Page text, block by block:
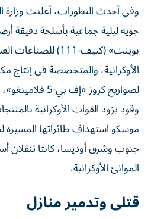
وفي أحدث التطورات، أعلنت وزارة
جوية ليلية جماعية بأسلحة دقيقة
بوينت» (كييف-111)
الأوكرانية، والمتخصصة في إنتاج
لصواريخ كروز
وقود يزود القوات الأوكرانية
موسكو استهداف طائراتها
جنوب وشرق أوديسا، كانتا
الموانئ الأوكرانية.
قتلى وتدمير منازل